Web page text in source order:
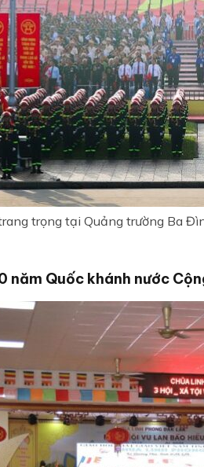
trọng tại Quảng trường Ba
năm Quốc khánh nước